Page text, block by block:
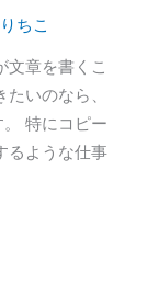
ちこ
文章を書くこ
いのなら、
特にコピー
るような仕事